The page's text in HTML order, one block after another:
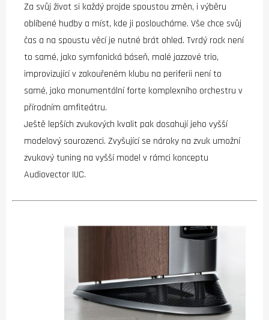
Za svůj život si každý projde spoustou změn, i výběru
oblíbené hudby a míst, kde ji posloucháme. Vše chce svůj
čas a na spoustu věcí je nutné brát ohled. Tvrdý rock není
to samé, jako symfonická báseň, malé jazzové trio,
improvizující v zakouřeném klubu na periferii není to
samé, jako monumentální forte komplexního orchestru v
přírodním amfiteátru.
Ještě lepších zvukových kvalit pak dosahují jeho vyšší
modelový sourozenci. Zvyšující se nároky na zvuk umožní
zvukový tuning na vyšší model v rámci konceptu
Audiovector IUC.